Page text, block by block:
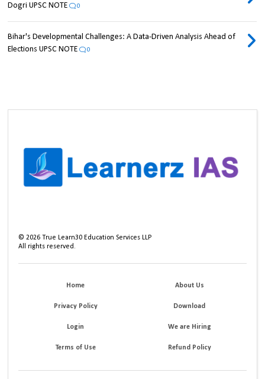
Dogri UPSC NOTE
0
Bihar's Developmental Challenges: A Data-Driven Analysis Ahead of
Elections UPSC NOTE
0
©2026 True Learn30 Education Services LLP
All rights reserved.
Home About Us
Privacy Policy Download
Login We are Hiring
Terms of Use Refund Policy